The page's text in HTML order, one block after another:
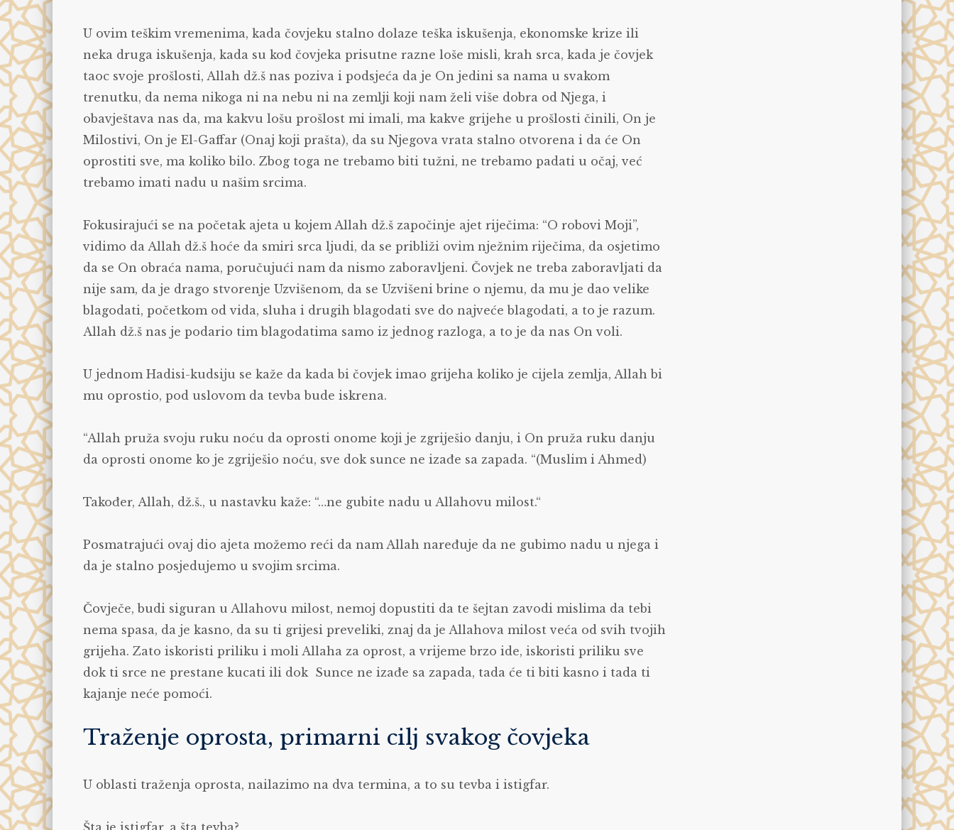
U ovim teškim vremenima, kada čovjeku stalno dolaze teška iskušenja, ekonomske krize ili
neka druga iskušenja, kada su kod čovjeka prisutne razne loše misli, krah srca, kada je čovjek
taoc svoje prošlosti, Allah dž.š nas poziva i podsjeća da je On jedini sa nama u svakom
trenutku, da nema nikoga ni na nebu ni na zemlji koji nam želi više dobra od Njega, i
obavještava nas da, ma kakvu lošu prošlost mi imali, ma kakve grijehe u prošlosti činili, On je
Milostivi, On je El-Gaffar (Onaj koji prašta), da su Njegova vrata stalno otvorena i da će On
oprostiti sve, ma koliko bilo. Zbog toga ne trebamo biti tužni, ne trebamo padati u očaj, već
trebamo imati nadu u našim srcima.
Fokusirajući se na početak ajeta u kojem Allah dž.š započinje ajet riječima: “O robovi Moji”,
vidimo da Allah dž.š hoće da smiri srca ljudi, da se približi ovim nježnim riječima, da osjetimo
da se On obraća nama, poručujući nam da nismo zaboravljeni. Čovjek ne treba zaboravljati da
nije sam, da je drago stvorenje Uzvišenom, da se Uzvišeni brine o njemu, da mu je dao velike
blagodati, početkom od vida, sluha i drugih blagodati sve do najveće blagodati, a to je razum.
Allah dž.š nas je podario tim blagodatima samo iz jednog razloga, a to je da nas On voli.
U jednom Hadisi-kudsiju se kaže da kada bi čovjek imao grijeha koliko je cijela zemlja, Allah bi
mu oprostio, pod uslovom da tevba bude iskrena.
“Allah pruža svoju ruku noću da oprosti onome koji je zgriješio danju, i On pruža ruku danju
da oprosti onome ko je zgriješio noću, sve dok sunce ne izađe sa zapada. “(Muslim i Ahmed)
Također, Allah, dž.š., u nastavku kaže: “…ne gubite nadu u Allahovu milost.“
Posmatrajući ovaj dio ajeta možemo reći da nam Allah naređuje da ne gubimo nadu u njega i
da je stalno posjedujemo u svojim srcima.
Čovječe, budi siguran u Allahovu milost, nemoj dopustiti da te šejtan zavodi mislima da tebi
nema spasa, da je kasno, da su ti grijesi preveliki, znaj da je Allahova milost veća od svih tvojih
grijeha. Zato iskoristi priliku i moli Allaha za oprost, a vrijeme brzo ide, iskoristi priliku sve
dok ti srce ne prestane kucati ili dok Sunce ne izađe sa zapada, tada će ti biti kasno i tada ti
kajanje neće pomoći.
Traženje oprosta, primarni cilj svakog čovjeka
U oblasti traženja oprosta, nailazimo na dva termina, a to su tevba i istigfar.
Šta je istigfar, a šta tevba?